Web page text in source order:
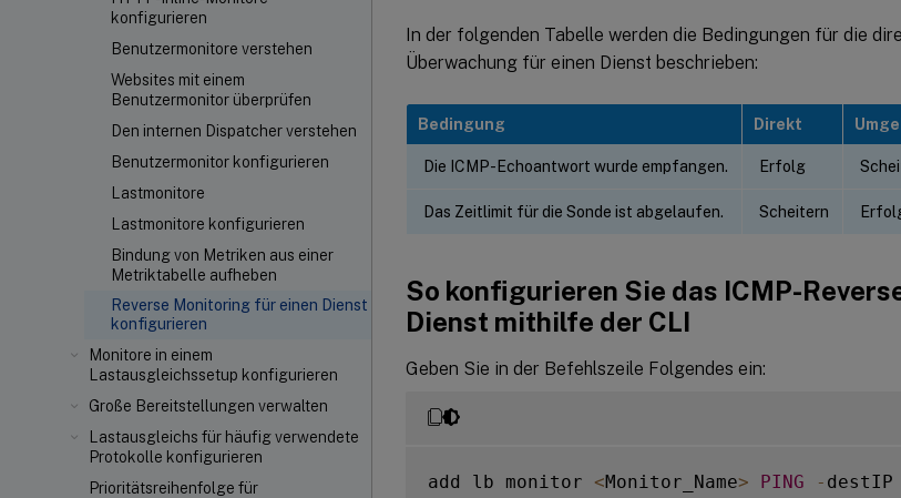
konfigurieren
Benutzermonitore verstehen
Websites mit einem
Benutzermonitor überprüfen
Den internen Dispatcher verstehen
Benutzermonitor konfigurieren
Lastmonitore
Lastmonitore konfigurieren
Bindung von Metriken aus einer
Metriktabelle aufheben
Reverse Monitoring für einen Dienst
konfigurieren
Monitore in einem
Lastausgleichssetup konfigurieren
Große Bereitstellungen verwalten
Lastausgleichs für häufig verwendete
Protokolle konfigurieren
Prioritätsreihenfolge für
In der folgenden Tabelle werden die Bedingungen für die
Überwachung für einen Dienst beschrieben:
Bedingung Direkt
Die ICMP-Echoantwort wurde empfangen. Erfolg
Das Zeitlimit für die Sonde ist abgelaufen. Scheitern
So konfigurieren Sie das ICMP-
Dienst mithilfe der CLI
Geben Sie in der Befehlszeile Folgendes ein:
add lb monitor <Monitor_Name> PING - destIP